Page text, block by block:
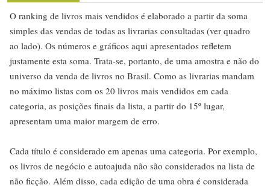
O ranking de livros mais vendidos é elaborado a partir da soma
simples das vendas de todas as livrarias consultadas (ver quadro
ao lado). Os números e gráficos aqui apresentados refletem
justamente esta soma. Trata-se, portanto, de uma amostra e não do
universo da venda de livros no Brasil. Como as livrarias mandam
no máximo listas com os 20 livros mais vendidos em cada
categoria, as posições finais da lista, a partir do 15º lugar,
apresentam uma maior margem de erro.
Cada título é considerado em apenas uma categoria. Por exemplo,
os livros de negócio e autoajuda não são considerados na lista de
não ficção. Além disso, cada edição de uma obra é considerada